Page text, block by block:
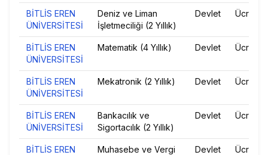
BİTLİS EREN
ÜNİVERSİTESİ
Deniz ve Liman
İşletmeciliği (2 Yıllık)
Devlet Ücretsiz
BİTLİS EREN
ÜNİVERSİTESİ
Matematik (4 Yıllık) Devlet Ücretsiz
BİTLİS EREN
ÜNİVERSİTESİ
Mekatronik (2 Yıllık) Devlet Ücretsiz
BİTLİS EREN
ÜNİVERSİTESİ
Bankacılık ve
Sigortacılık (2 Yıllık)
Devlet Ücretsiz
BİTLİS EREN
Muhasebe ve Vergi
Devlet Ücretsiz